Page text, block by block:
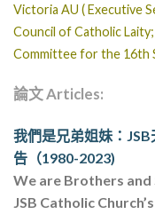
Victoria AU ( Executive
Council of Catholic
Committee for the 16th
論文Articles:
我們是兄弟姐妹：
告（1980-2023)
We are Brothers and
JSB Catholic